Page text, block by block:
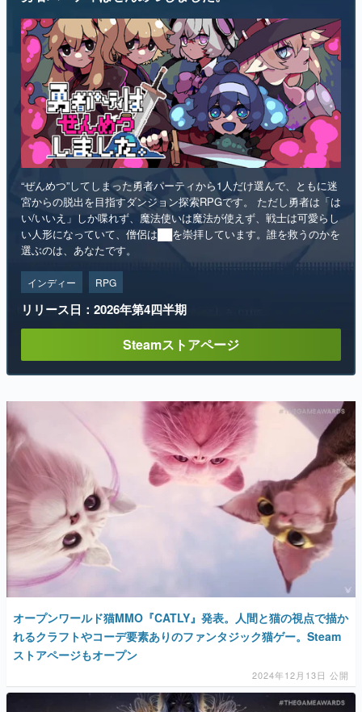
“ぜんめつ”してしまった勇者パーティから1人だけ選んで、ともに迷
宮からの脱出を目指すダンジョン探索RPGです。 ただし勇者は「は
い/いいえ」しか喋れず、魔法使いは魔法が使えず、戦士は可愛らし
い人形になっていて、僧侶は██を崇拝しています。誰を救うのかを
選ぶのは、あなたです。
インディー RPG
リリース日：2026年第4四半期
Steamストアページ
オープンワールド猫MMO『CATLY』発表。人間と猫の視点で描か
れるクラフトやコーデ要素ありのファンタジック猫ゲー。Steam
ストアページもオープン
2024年12月13日 公開